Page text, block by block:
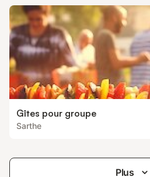
Gîtes pour groupe
Sarthe
Plus